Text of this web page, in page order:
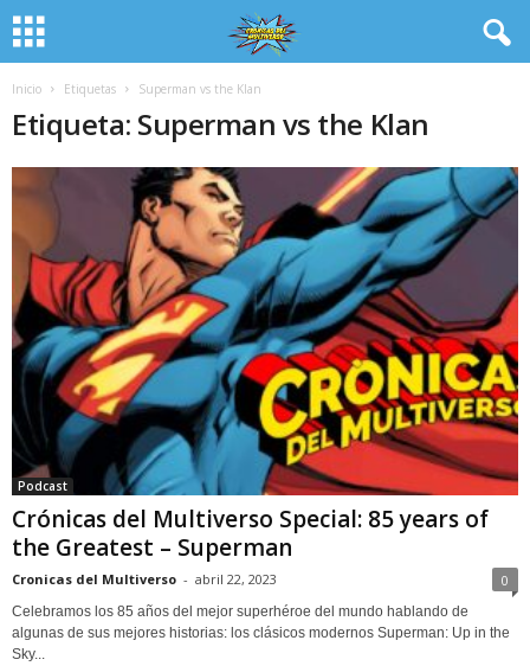
Inicio Etiquetas Superman vs the Klan
Etiqueta: Superman vs the Klan
Podcast
Crónicas del Multiverso Special: 85 years of
the Greatest – Superman
Cronicas del Multiverso - abril 22, 2023 0
Celebramos los 85 años del mejor superhéroe del mundo hablando de
algunas de sus mejores historias: los clásicos modernos Superman: Up in the
Sky...